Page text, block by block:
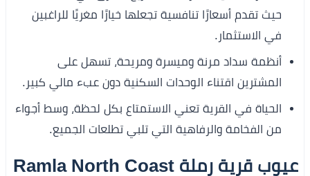
حيث تقدم أسعارًا تنافسية تجعلها خيارًا مغريًا للراغبين
في الاستثمار.
أنظمة سداد مرنة وميسرة ومريحة، تسهل على
المشترين اقتناء الوحدات السكنية دون عبء مالي كبير.
الحياة في القرية تعني الاستمتاع بكل لحظة، وسط أجواء
من الفخامة والرفاهية التي تلبي تطلعات الجميع.
عيوب قرية رملة Ramla North Coast